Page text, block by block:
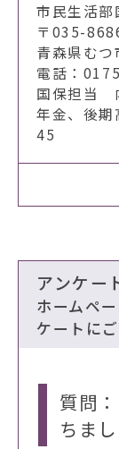
市民生活部
〒035-
青森県む
電話：
国保担当
年金、後
45
アンケー
ホームペ
ケートに
質問
ちま